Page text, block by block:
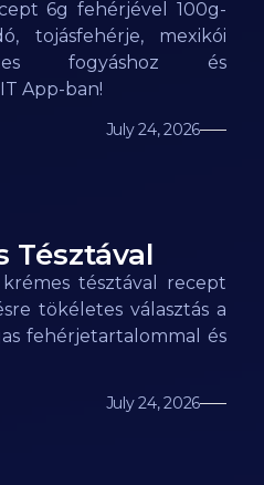
6g fehérjével 100g-
tojásfehérje, mexikói
fogyáshoz és
App-ban!
July 24, 2026
Tésztával
tésztával recept
tökéletes választás a
fehérjetartalommal és
July 24, 2026